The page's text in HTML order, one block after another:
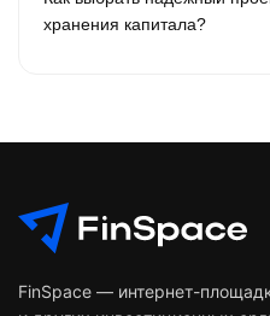
хранения капитала?
FinSpace — интернет-